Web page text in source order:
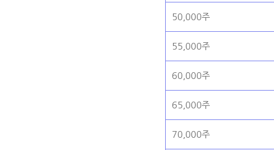
50,000주
55,000주
60,000주
65,000주
70,000주